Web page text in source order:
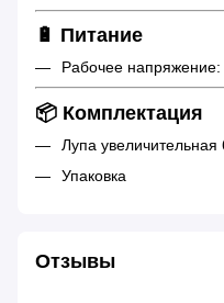
🔋 Питание
Рабочее
📦 Комплектация
Лупа увеличительная
Упаковка
Отзывы